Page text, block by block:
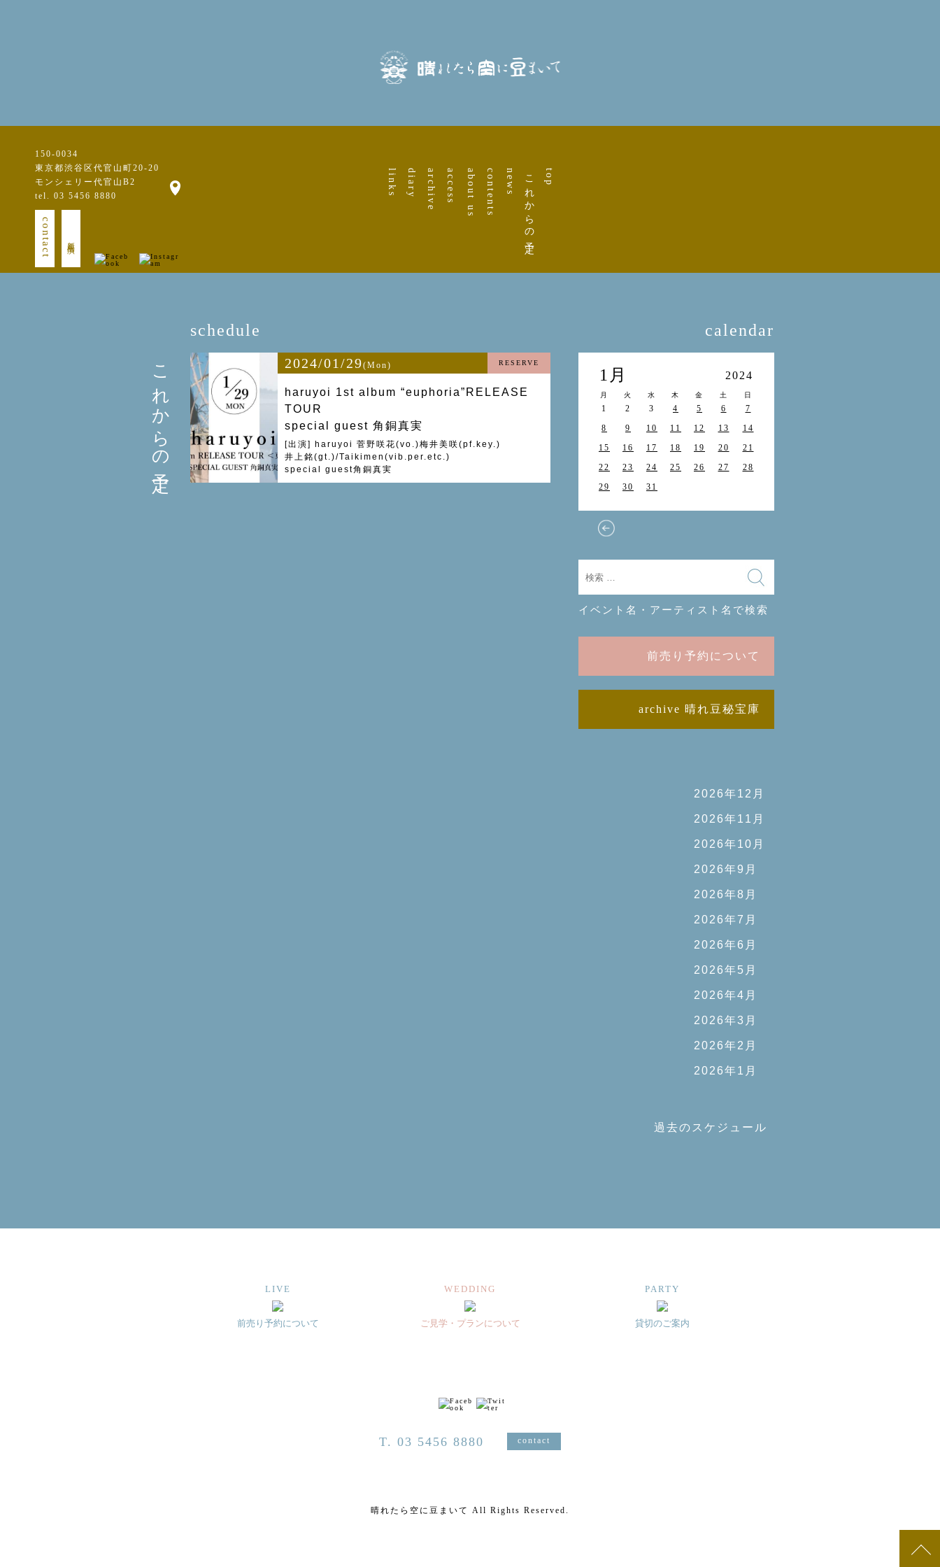
top
これからの予定
news
contents
about us
access
archive
diary
links
150-0034
東京都渋谷区代官山町20-20
モンシェリー代官山B2
tel. 03 5456 8880
contact
これからの予定
schedule
2024/01/29(Mon) RESERVE
haruyoi 1st album “euphoria”RELEASE
TOUR
special guest 角銅真実
[出演] haruyoi 菅野咲花(vo.)梅井美咲(pf.key.)
井上銘(gt.)/Taikimen(vib.per.etc.)
special guest角銅真実
calendar
1月 2024
月 火 水 木 金 土 日
1 2 3 4 5 6
7
8
9 10 11 12 13
14
15
16 17 18 19 20
21
22
23 24 25 26 27
28
29
30 31
イベント名・アーティスト名で検索
前売り予約について
archive 晴れ豆秘宝庫
2026年12月
2026年11月
2026年10月
2026年9月
2026年8月
2026年7月
2026年6月
2026年5月
2026年4月
2026年3月
2026年2月
2026年1月
過去のスケジュール
LIVE
前売り予約について
WEDDING
ご見学・プランについて
PARTY
貸切のご案内
T. 03 5456 8880 contact
晴れたら空に豆まいて All Rights Reserved.